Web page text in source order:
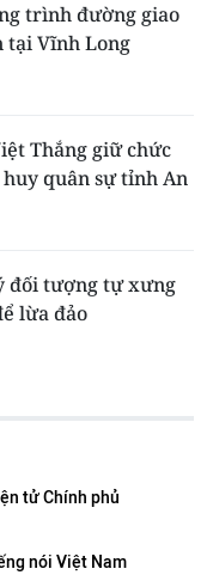
trình đường giao
tại Vĩnh Long
Thắng giữ chức
huy quân sự tỉnh An
đối tượng tự xưng
lừa đảo
tử Chính phủ
nói Việt Nam